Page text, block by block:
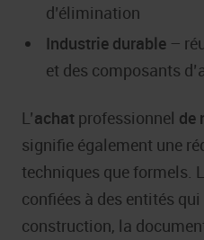
d’élimination
Industrie durable –
et des composants
L’achat professionnel de
signifie également une
techniques que formels.
confiées à des entités
construction, la